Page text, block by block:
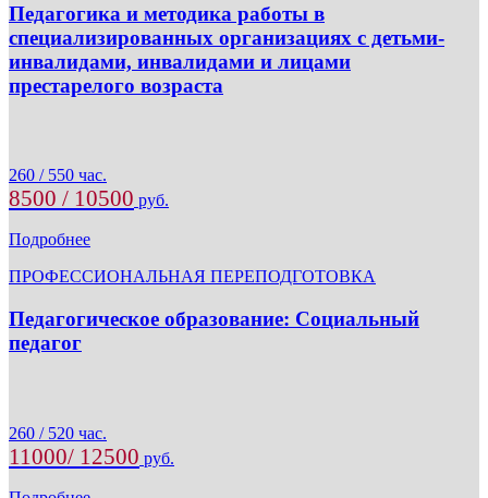
Педагогика и методика работы в
специализированных организациях с детьми-
инвалидами, инвалидами и лицами
престарелого возраста
260 / 550 час.
8500 / 10500 руб.
Подробнее
ПРОФЕССИОНАЛЬНАЯ ПЕРЕПОДГОТОВКА
Педагогическое образование: Социальный
педагог
260 / 520 час.
11000/ 12500 руб.